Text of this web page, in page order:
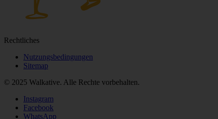
Rechtliches
Nutzungsbedingungen
Sitemap
© 2025 Walkative. Alle Rechte vorbehalten.
Instagram
Facebook
WhatsApp